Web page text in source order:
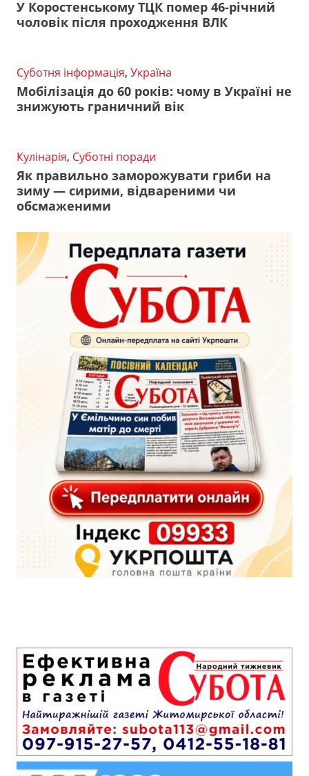
У Коростенському ТЦК помер 46-річний
чоловік після проходження ВЛК
Суботня інформація, Україна
Мобілізація до 60 років: чому в Україні не
знижують граничний вік
Кулінарія, Суботні поради
Як правильно заморожувати гриби на
зиму — сирими, відвареними чи
обсмаженими